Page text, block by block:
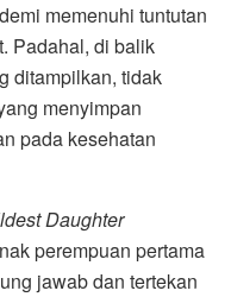
memenuhi tuntutan
Padahal, di balik
ditampilkan, tidak
menyimpan
pada kesehatan
Daughter
perempuan pertama
jawab dan tertekan